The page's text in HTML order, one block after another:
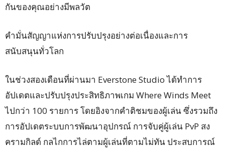
กันของคุณอย่างมีพลวัต
คำมั่นสัญญาแห่งการปรับปรุงอย่างต่อเนื่องและการ
สนับสนุนทั่วโลก
ในช่วงสองเดือนที่ผ่านมา Everstone Studio ได้ทำการ
อัปเดตและปรับปรุงประสิทธิภาพเกม Where Winds Meet
ไปกว่า 100 รายการ โดยอิงจากคำติชมของผู้เล่น ซึ่งรวมถึง
การอัปเดตระบบการพัฒนาอุปกรณ์ การจับคู่ผู้เล่น PvP สง
ครามกิลด์ กลไกการไล่ตามผู้เล่นที่ตามไม่ทัน ประสบการณ์